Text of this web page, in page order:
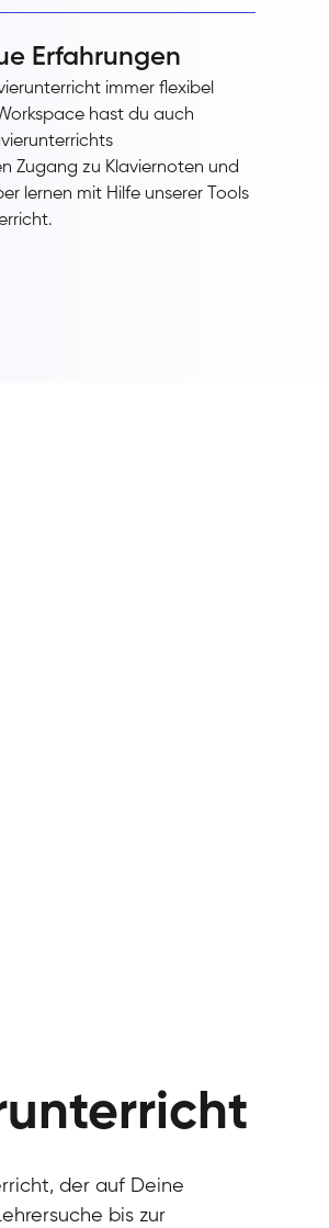
Erfahrungen
immer flexibel
hast du auch
Zugang zu Klaviernoten und
lernen mit Hilfe unserer Tools
der auf Deine
bis zur